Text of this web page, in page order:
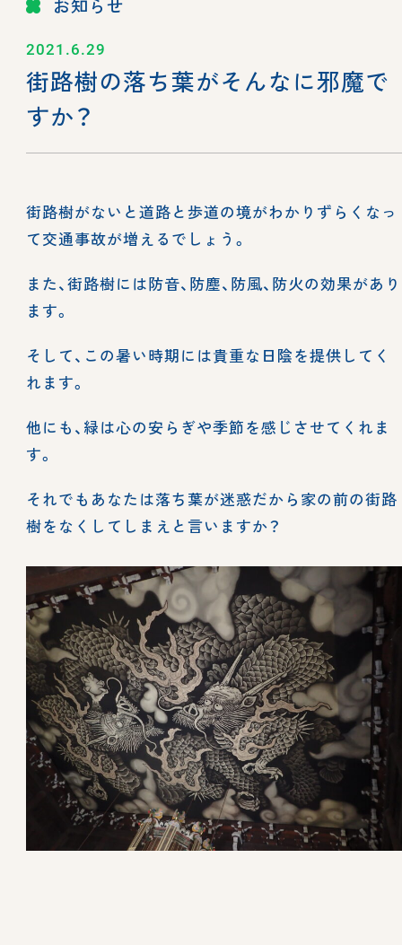
お知らせ
2021.6.29
街路樹の落ち葉がそんなに邪魔で
すか？
街路樹がないと道路と歩道の境がわかりずらくなっ
て交通事故が増えるでしょう。
また、街路樹には防音、防塵、防風、防火の効果があり
ます。
そして、この暑い時期には貴重な日陰を提供してく
れます。
他にも、緑は心の安らぎや季節を感じさせてくれま
す。
それでもあなたは落ち葉が迷惑だから家の前の街路
樹をなくしてしまえと言いますか？